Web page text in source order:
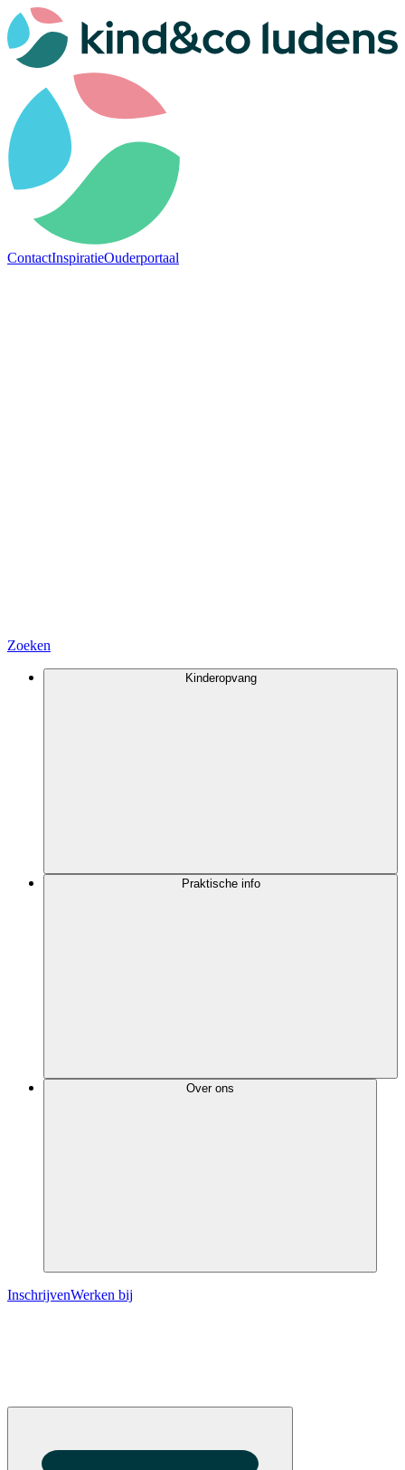
ContactInspiratieOuderportaal
Zoeken
Kinderopvang
Praktische info
Over ons
InschrijvenWerken bij